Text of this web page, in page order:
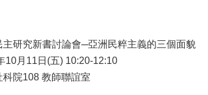
研究新書討論會─亞洲民粹主義的三個面貌
10月11日(五) 10:20-12:10
院108 教師聯誼室